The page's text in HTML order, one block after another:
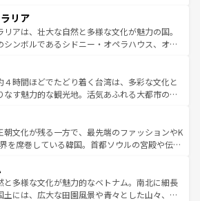
オーリンズでは、音楽と美食が融合した独特の
。旅行者はアメリカの各地域で異なる魅力を楽
、その多様性と豊かな歴史を感じることができ
のスタイルだ。 なお、新着のアメリカ
テンツ一覧を参照してほしい。
逃せない。また、定番の観光地といえばオアフ
かな自然を求めるならマウイ島やカウアイ島が
エメラルドグリーンに輝く海をはじめ、豊かな
なしの心で訪れる人々を迎えてくれるハワイの
しいローカルフードやハワイアンミュージッ
なフラダンスなど、すべてがハワイの魅力を彩
ってほしい。 なお、新着のハワイ情報
ツ一覧を参照してほしい。
リア
リアは、壮大な自然と多様な文化が魅力の国。
シンボルであるシドニー・オペラハウス、オー
や大陸中央部にそびえるウルル（エアーズロッ
マニアの美しい原生林やケアンズの熱帯雨林な
ろがたくさん。また、カフェやワイン、オージ
ティビティも充実しており、サーフィンやダイ
イキングなど、アウトドア好きにはたまらな
トラリアの多彩な魅力を存分に味わいつくそ
い。
４時間ほどでたどり着く台湾は、多彩な文化と
なす魅力的な観光地。活気あふれる大都市の台
つな山岳地帯である台湾東部など、都市の喧騒
けさが共存しており、訪れる人に新しい発見と
らしてくれる。また、奥深い台湾の食文化も魅
と評判のスイーツなど、バラエティ豊かな料理
が味わえる。 なお、新着の台湾情報は コンテンツ一覧を参
い。
朝文化が残る一方で、最先端のファッションやK
を席巻している韓国。首都ソウルの宮殿や伝統
足を延ばせば四季折々の自然美を楽しむことが
して、キムチや焼肉、絶品のストリートフード
ざまな韓国料理が待っている。夜には、韓国な
と多様な文化が魅力的なベトナム。南北に細長
土には、広大な田園風景や青々とした山々、世